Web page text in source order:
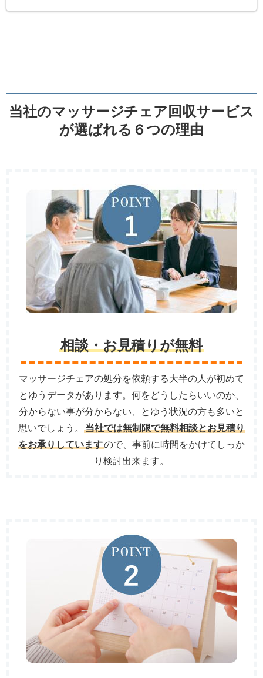
当社のマッサージチェア回収サービス
が選ばれる６つの理由
相談・お見積りが無料
マッサージチェアの処分を依頼する大半の人が初めて
とゆうデータがあります。何をどうしたらいいのか、
分からない事が分からない、とゆう状況の方も多いと
思いでしょう。当社では無制限で無料相談とお見積り
をお承りしていますので、事前に時間をかけてしっか
り検討出来ます。